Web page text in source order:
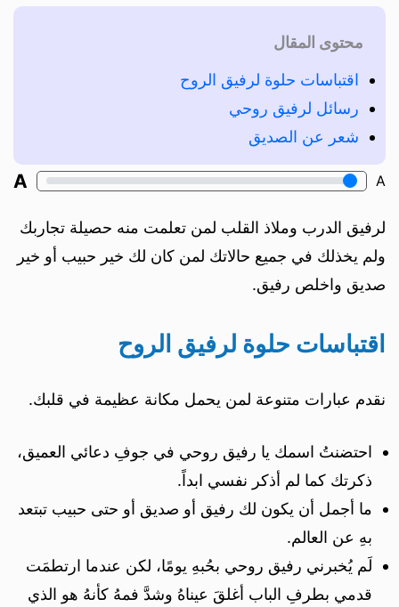
محتوى المقال
اقتباسات حلوة لرفيق الروح
رسائل لرفيق روحي
شعر عن الصديق
A
A
لرفيق الدرب وملاذ القلب لمن تعلمت منه حصيلة تجاربك
ولم يخذلك في جميع حالاتك لمن كان لك خير حبيب أو خير
صديق واخلص رفيق.
اقتباسات حلوة لرفيق الروح
نقدم عبارات متنوعة لمن يحمل مكانة عظيمة في قلبك.
احتضنتُ اسمك يا رفيق روحي في جوفِ دعائي العميق،
ذكرتك كما لم أذكر نفسي ابداً.
ما أجمل أن يكون لك رفيق أو صديق أو حتى حبيب تبتعد
بهِ عن العالم.
لَم يُخبرني رفيق روحي بحُبهِ يومًا، لكن عندما ارتطمَت
قدمي بطرفِ الباب أغلقَ عيناهُ وشدَّ فمهُ كأنهُ هو الذي